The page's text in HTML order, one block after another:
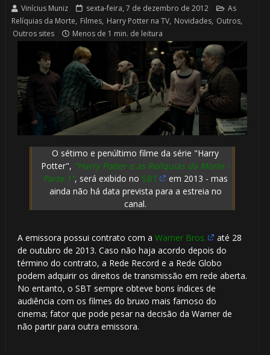
Vinícius Muniz sexta-feira, 7 de dezembro de 2012
As
Relíquias da Morte, Filmes, Harry Potter na TV, Novidades, Outros,
Outros sites
Menos de 1 min. de leitura
O sétimo e penúltimo filme da série "Harry
Potter", "Harry Potter e as Relíquias da Morte -
Parte 1", será exibido no SBT
em 2013 - mas
ainda não há data prevista para a estreia no
canal.
A emissora possui contrato com a Warner Bros.
até 28
de outubro de 2013. Caso não haja acordo depois do
término do contrato, a Rede Record e a Rede Globo
podem adquirir os direitos de transmissão em rede aberta.
No entanto, o SBT sempre obteve bons índices de
audiência com os filmes do bruxo mais famoso do
cinema; fator que pode pesar na decisão da Warner de
não partir para outra emissora.
1️⃣ 8️⃣
1️⃣ 8️⃣
⚡
⚡
1️⃣ 8️⃣